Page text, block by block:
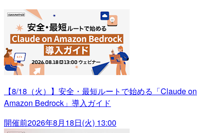
【8/18（火）】安全・最短ルートで始める「Claude on
Amazon Bedrock」導入ガイド
開催前2026年8月18日(火) 13:00